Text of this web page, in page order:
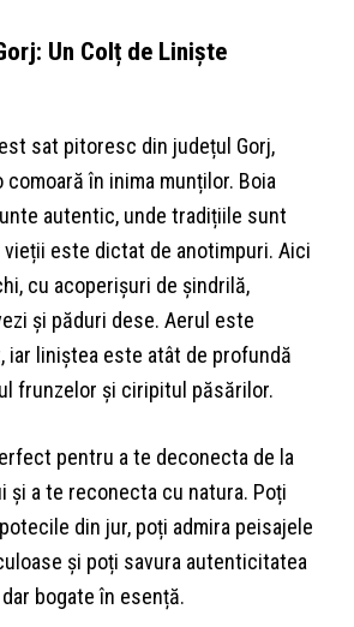
Un Colț de Liniște
sat pitoresc din județul Gorj,
în inima munților. Boia
autentic, unde tradițiile sunt
este dictat de anotimpuri. Aici
cu acoperișuri de șindrilă,
și păduri dese. Aerul este
iar liniștea este atât de profundă
frunzelor și ciripitul păsărilor.
pentru a te deconecta de la
și a te reconecta cu natura. Poți
din jur, poți admira peisajele
și poți savura autenticitatea
bogate în esență.